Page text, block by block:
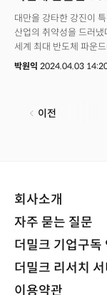
대만을 강타한 강진이
산업의 취약성을 드러
세계 최대 반도체 파운
공장의 가동이 중단된
외신에 따르면 이날 대
9명이 사망하고 1000
박원익 2024.04.03
이전
회사소개
자주 묻는 질문
더밀크 기업구독
더밀크 리서치
이용약관